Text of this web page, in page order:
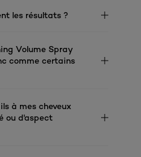
les résultats ?
Volume Spray
comme certains
à mes cheveux
ou d'aspect